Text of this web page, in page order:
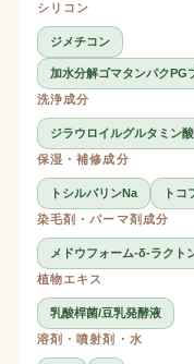
シリコン
ジメチコン
加水分解ゴマタンパクPG
洗浄成分
ジラウロイルグルタミン
保湿・補修成分
トシルバリンNa
トコ
染毛剤・パーマ剤成分
メドウフォーム-δ-ラクト
植物エキス
乳酸桿菌/豆乳発酵液
溶剤・噴射剤・水